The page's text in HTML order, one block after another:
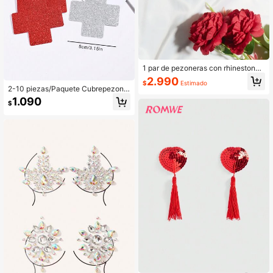
2-10 piezas/Paquete Cubrepezone
s desechables, Sujetador invisible tr
anspirable y sin costuras, Accesorio
$1.090
1 par de pezoneras con rhinestone
s, para rave
$2.990 Estimado